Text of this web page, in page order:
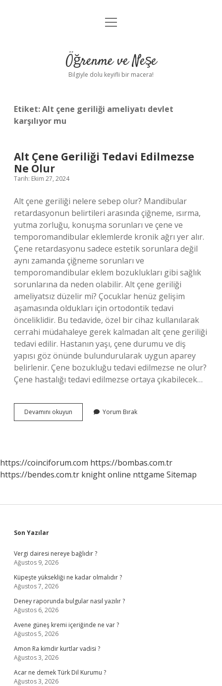
Anasayfa
Yasal Uyarı
menüyü
Öğrenme ve Neşe
Bilgiyle dolu keyifli bir macera!
Etiket:Alt çene geriliği ameliyatı devlet
karşılıyor mu
Alt Çene Geriliği Tedavi Edilmezse
Ne Olur
Tarih: Ekim 27, 2024
Alt çene geriliği nelere sebep olur? Mandibular
retardasyonun belirtileri arasında çiğneme, ısırma,
yutma zorluğu, konuşma sorunları ve çene ve
temporomandibular eklemlerde kronik ağrı yer alır.
Çene retardasyonu sadece estetik sorunlara değil
aynı zamanda çiğneme sorunları ve
temporomandibular eklem bozuklukları gibi sağlık
sorunlarına da neden olabilir. Alt çene geriliği
ameliyatsız düzelir mi? Çocuklar henüz gelişim
aşamasında oldukları için ortodontik tedavi
önceliklidir. Bu tedavide, özel bir cihaz kullanılarak
cerrahi müdahaleye gerek kalmadan alt çene geriliği
tedavi edilir. Hastanın yaşı, çene durumu ve diş
yapısı göz önünde bulundurularak uygun aparey
belirlenir. Çene bozukluğu tedavi edilmezse ne olur?
Çene hastalığı tedavi edilmezse ortaya çıkabilecek…
Devamını okuyun
Çene
Olur
Yorum Bırak
https://coinciforum.com https://bombas.com.tr
https://bendes.com.tr knight online nttgame Sitemap
Sidebar
Son Yazılar
Vergi dairesi nereye bağlıdır ?
Ağustos 9, 2026
Küpeşte yüksekliği ne kadar olmalıdır ?
Ağustos 7, 2026
Deney raporunda bulgular nasıl yazılır ?
Ağustos 6, 2026
Avene güneş kremi içeriğinde ne var ?
Ağustos 5, 2026
Amon Ra kimdir kurtlar vadisi ?
Ağustos 3, 2026
Acar ne demek Türk Dil Kurumu ?
Ağustos 3, 2026